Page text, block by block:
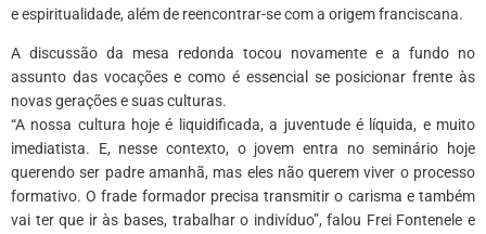
e espiritualidade, além de reencontrar-se com a origem franciscana.
A discussão da mesa redonda tocou novamente e a fundo no
assunto das vocações e como é essencial se posicionar frente às
novas gerações e suas culturas.
“A nossa cultura hoje é liquidificada, a juventude é líquida, e muito
imediatista. E, nesse contexto, o jovem entra no seminário hoje
querendo ser padre amanhã, mas eles não querem viver o processo
formativo. O frade formador precisa transmitir o carisma e também
vai ter que ir às bases, trabalhar o indivíduo”, falou Frei Fontenele e